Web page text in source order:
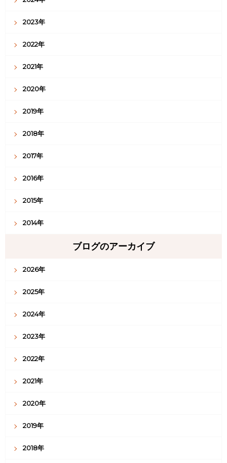
2023年
2022年
2021年
2020年
2019年
2018年
2017年
2016年
2015年
2014年
ブログのアーカイブ
2026年
2025年
2024年
2023年
2022年
2021年
2020年
2019年
2018年